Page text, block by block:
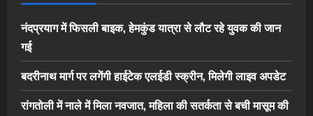
नंदप्रयाग में फिसली बाइक, हेमकुंड यात्रा से लौट रहे युवक की जान
गई
बदरीनाथ मार्ग पर लगेंगी हाईटेक एलईडी स्क्रीन, मिलेगी लाइव अपडेट
रांगतोली में नाले में मिला नवजात, महिला की सतर्कता से बची मासूम की